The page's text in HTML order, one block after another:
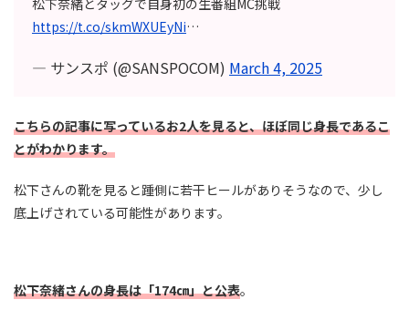
https://t.co/skmWXUEyNi…
— サンスポ (@SANSPOCOM) March 4, 2025
こちらの記事に写っているお2人を見ると、ほぼ同じ身長であるこ
とがわかります。
松下さんの靴を見ると踵側に若干ヒールがありそうなので、少し
底上げされている可能性があります。
松下奈緒さんの身長は「174㎝」と公表。